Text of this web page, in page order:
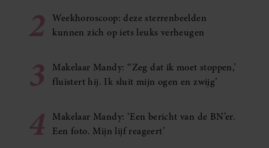
2
Weekhoroscoop: deze sterrenbeelden
kunnen zich op iets leuks verheugen
3
Makelaar Mandy: ‘‘Zeg dat ik moet stoppen,’
fluistert hij. Ik sluit mijn ogen en zwijg’
4
Makelaar Mandy: ‘Een bericht van de BN’er.
Een foto. Mijn lijf reageert’